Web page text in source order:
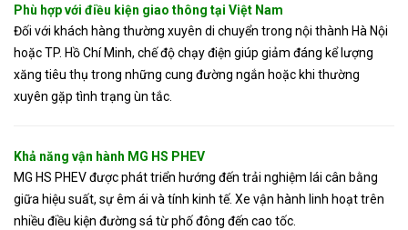
Phù hợp với điều kiện giao thông tại Việt Nam
Đối với khách hàng thường xuyên di chuyển trong nội thành Hà Nội
hoặc TP. Hồ Chí Minh, chế độ chạy điện giúp giảm đáng kể lượng
xăng tiêu thụ trong những cung đường ngắn hoặc khi thường
xuyên gặp tình trạng ùn tắc.
Khả năng vận hành MG HS PHEV
MG HS PHEV được phát triển hướng đến trải nghiệm lái cân bằng
giữa hiệu suất, sự êm ái và tính kinh tế. Xe vận hành linh hoạt trên
nhiều điều kiện đường sá từ phố đông đến cao tốc.